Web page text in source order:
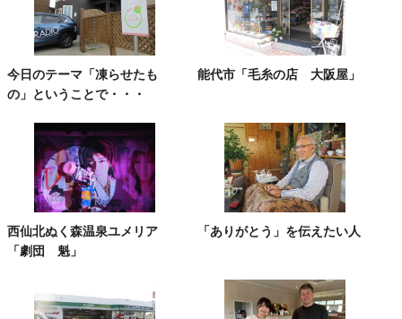
今日のテーマ「凍らせたも
の」ということで・・・
能代市「毛糸の店 大阪屋」
西仙北ぬく森温泉ユメリア
「劇団 魁」
「ありがとう」を伝えたい人